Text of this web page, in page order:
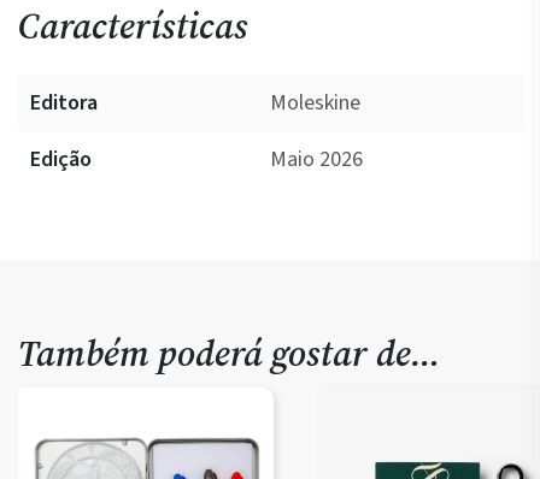
Características
Editora
Moleskine
Edição
Maio 2026
Também poderá gostar de…